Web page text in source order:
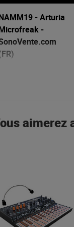
- Arturia
-
aimerez